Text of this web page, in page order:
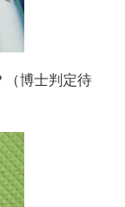
（博士判定待